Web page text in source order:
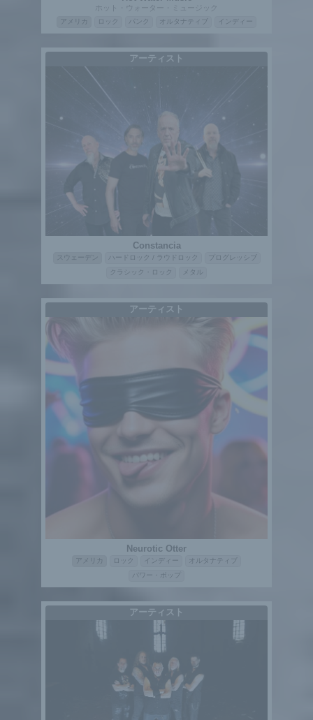
ホット・ウォーター・ミュージック
アメリカ ロック パンク オルタナティブ インディー
アーティスト
Constancia
スウェーデン ハードロック / ラウドロック
プログレッシブ
クラシック・ロック
メタル
アーティスト
Neurotic Otter
アメリカ ロック インディー
オルタナティブ
パワー・ポップ
アーティスト